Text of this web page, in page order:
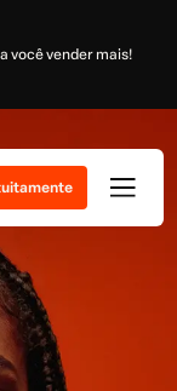
você vender mais!